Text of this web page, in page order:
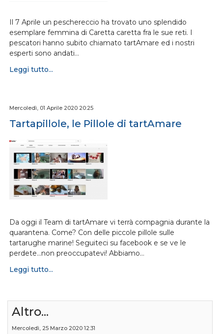
Il 7 Aprile un peschereccio ha trovato uno splendido
esemplare femmina di Caretta caretta fra le sue reti. I
pescatori hanno subito chiamato tartAmare ed i nostri
esperti sono andati…
Leggi tutto...
Mercoledì, 01 Aprile 2020 20:25
Tartapillole, le Pillole di tartAmare
Da oggi il Team di tartAmare vi terrà compagnia durante la
quarantena. Come? Con delle piccole pillole sulle
tartarughe marine! Seguiteci su facebook e se ve le
perdete...non preoccupatevi! Abbiamo…
Leggi tutto...
Altro...
Mercoledì, 25 Marzo 2020 12:31